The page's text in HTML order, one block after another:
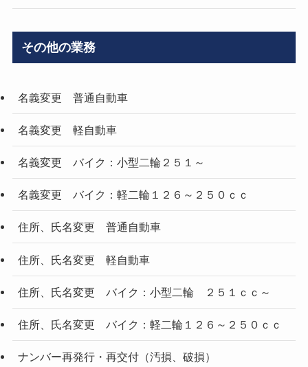
その他の業務
名義変更 普通自動車
名義変更 軽自動車
名義変更 バイク：小型二輪２５１～
名義変更 バイク：軽二輪１２６～２５０ｃｃ
住所、氏名変更 普通自動車
住所、氏名変更 軽自動車
住所、氏名変更 バイク：小型二輪 ２５１ｃｃ～
住所、氏名変更 バイク：軽二輪１２６～２５０ｃｃ
ナンバー再発行・再交付（汚損、破損）